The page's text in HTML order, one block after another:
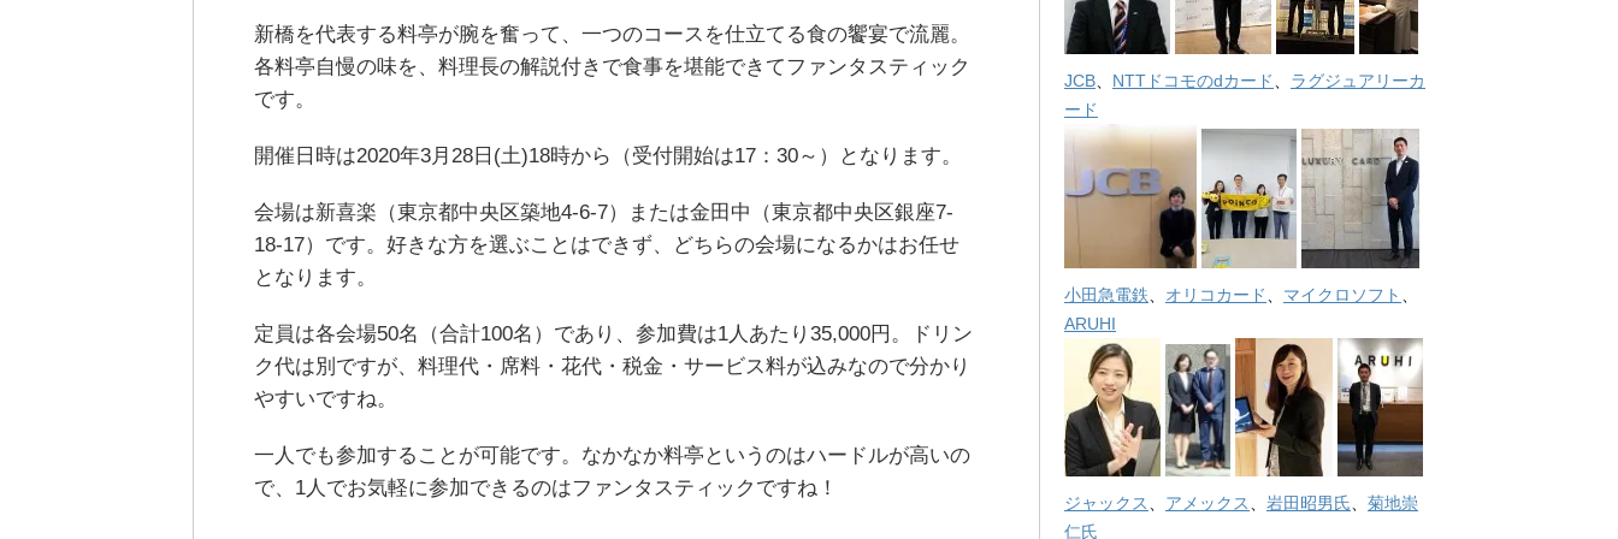
新橋を代表する料亭が腕を奮って、一つのコースを仕立てる食の饗宴で流麗。
各料亭自慢の味を、料理長の解説付きで食事を堪能できてファンタスティック
です。
開催日時は2020年3月28日(土)18時から（受付開始は17：30～）となります。
会場は新喜楽（東京都中央区築地4-6-7）または金田中（東京都中央区銀座7-
18-17）です。好きな方を選ぶことはできず、どちらの会場になるかはお任せ
となります。
定員は各会場50名（合計100名）であり、参加費は1人あたり35,000円。ドリン
ク代は別ですが、料理代・席料・花代・税金・サービス料が込みなので分かり
やすいですね。
一人でも参加することが可能です。なかなか料亭というのはハードルが高いの
で、1人でお気軽に参加できるのはファンタスティックですね！
JCB NTTドコモのdカード
ラグジュアリーカ
ード
小田急電鉄 オリコカード マイクロソフト
ARUHI
ジャックス アメックス 岩田昭男氏
菊地崇
仁氏